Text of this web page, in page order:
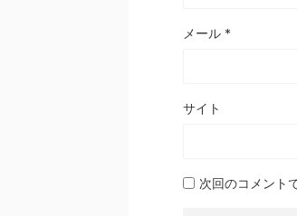
メール *
サイト
次回のコメント